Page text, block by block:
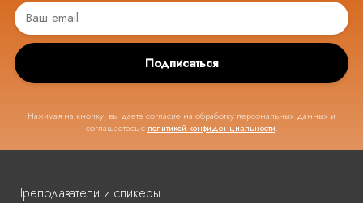
Подписаться
Нажимая на кнопку, вы даете согласие на обработку персональных данных и
соглашаетесь с политикой конфиденциальности.
Преподаватели и спикеры